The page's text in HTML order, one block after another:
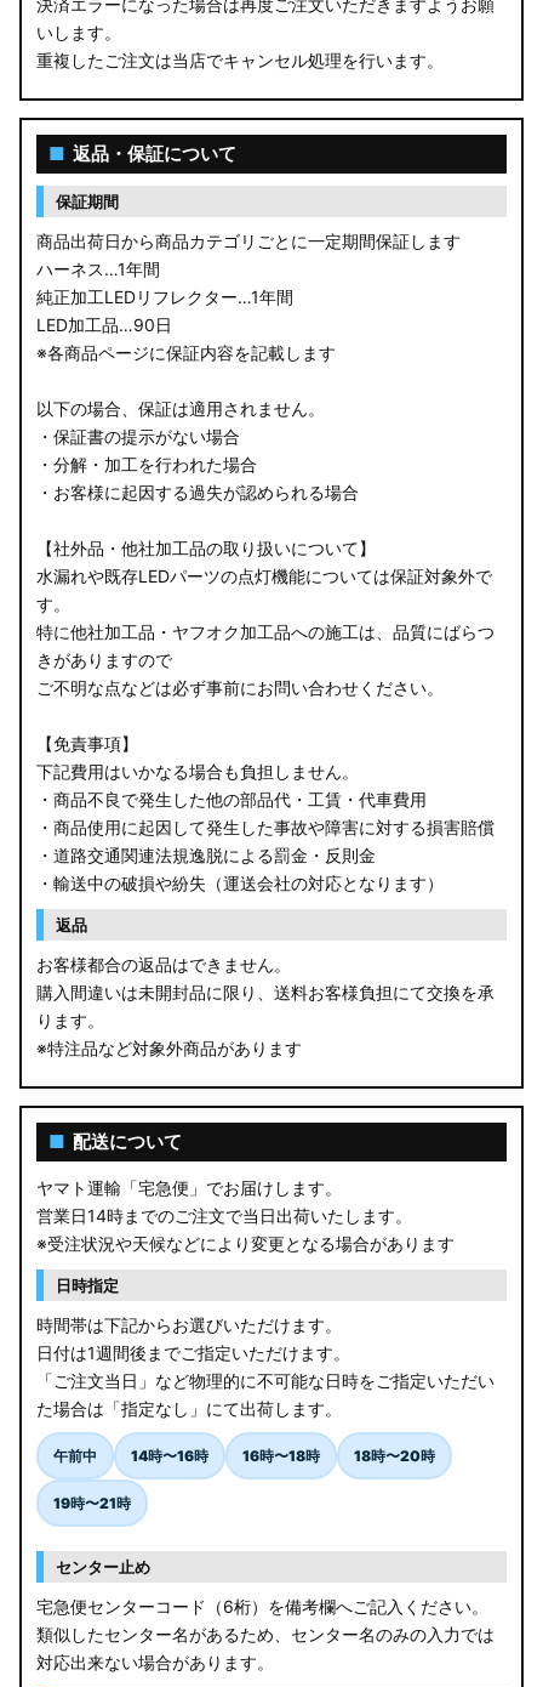
決済エラーになった場合は再度ご注文いただきますようお願
いします。
重複したご注文は当店でキャンセル処理を行います。
■ 返品・保証について
保証期間
商品出荷日から商品カテゴリごとに一定期間保証します
ハーネス…1年間
純正加工LEDリフレクター…1年間
LED加工品…90日
※各商品ページに保証内容を記載します
以下の場合、保証は適用されません。
・保証書の提示がない場合
・分解・加工を行われた場合
・お客様に起因する過失が認められる場合
【社外品・他社加工品の取り扱いについて】
水漏れや既存LEDパーツの点灯機能については保証対象外で
す。
特に他社加工品・ヤフオク加工品への施工は、品質にばらつ
きがありますので
ご不明な点などは必ず事前にお問い合わせください。
【免責事項】
下記費用はいかなる場合も負担しません。
・商品不良で発生した他の部品代・工賃・代車費用
・商品使用に起因して発生した事故や障害に対する損害賠償
・道路交通関連法規逸脱による罰金・反則金
・輸送中の破損や紛失（運送会社の対応となります）
返品
お客様都合の返品はできません。
購入間違いは未開封品に限り、送料お客様負担にて交換を承
ります。
※特注品など対象外商品があります
■ 配送について
ヤマト運輸「宅急便」でお届けします。
営業日14時までのご注文で当日出荷いたします。
※受注状況や天候などにより変更となる場合があります
日時指定
時間帯は下記からお選びいただけます。
日付は1週間後までご指定いただけます。
「ご注文当日」など物理的に不可能な日時をご指定いただい
た場合は「指定なし」にて出荷します。
午前中 14時〜16時 16時〜18時 18時〜20時
19時〜21時
センター止め
宅急便センターコード（6桁）を備考欄へご記入ください。
類似したセンター名があるため、センター名のみの入力では
対応出来ない場合があります。